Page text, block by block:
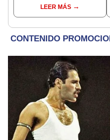
conciertoLEER MÁS